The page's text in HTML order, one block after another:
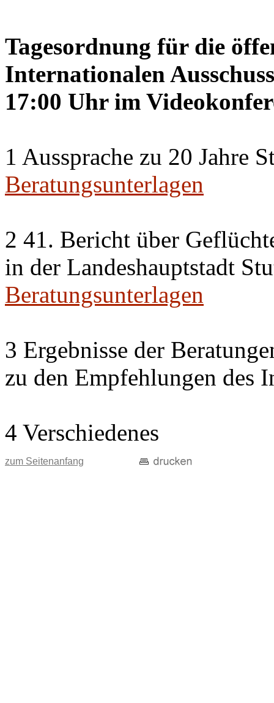
Tagesordnung für die
Internationalen
17:00 Uhr im
1 Aussprache zu 20 Jahre
Beratungsunterlagen
2 41. Bericht über
in der Landeshauptstadt
Beratungsunterlagen
3 Ergebnisse der
zu den Empfehlungen des
4 Verschiedenes
zum Seitenanfang